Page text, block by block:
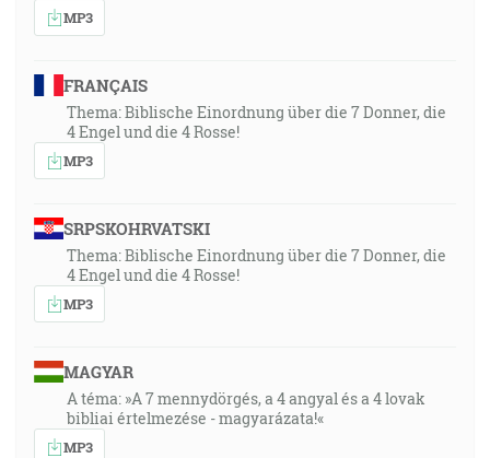
MP3
FRANÇAIS
Thema: Biblische Einordnung über die 7 Donner, die
4 Engel und die 4 Rosse!
MP3
SRPSKOHRVATSKI
Thema: Biblische Einordnung über die 7 Donner, die
4 Engel und die 4 Rosse!
MP3
MAGYAR
A téma: »A 7 mennydörgés, a 4 angyal és a 4 lovak
bibliai értelmezése - magyarázata!«
MP3